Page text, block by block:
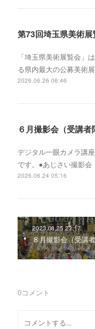
第73回埼玉県美術展
「埼玉県美術展覧会」
る県内最大の公募美術
2026.06.26 06:46
６月撮影会（受講者
デジタル一眼カメラ講
です。●あじさい撮影
2026.06.24 05:16
2023.08.25 23:17
８月撮影会（受講
0コメント